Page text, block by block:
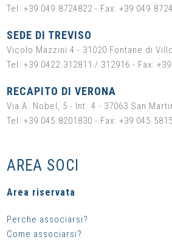
Tel: +39 049.8724822 - Fax: +39
SEDE DI TREVISO
Vicolo Mazzini 4 - 31020 Fontane di
Tel: +39 0422.312811 / 312916 - Fax:
RECAPITO DI VERONA
Via A. Nobel, 5 - Int. 4 - 37063 San
Tel: +39 045.8201830 - Fax: +39
AREA SOCI
Area riservata
Perche associarsi?
Come associarsi?